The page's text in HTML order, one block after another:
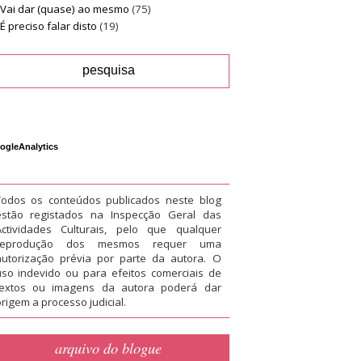
Vai dar (quase) ao mesmo (75)
É preciso falar disto (19)
os conteúdos publicados neste blog
registados na Inspecção Geral das
Culturais, pelo que qualquer
dos mesmos requer uma
prévia por parte da autora. O
indevido ou para efeitos comerciais de
ou imagens da autora poderá dar
a processo judicial.
arquivo do blogue